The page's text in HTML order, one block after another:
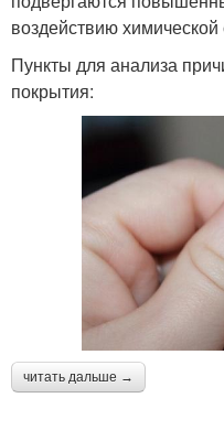
воздействию
Пункты для анализа
покрытия:
читать дальше →